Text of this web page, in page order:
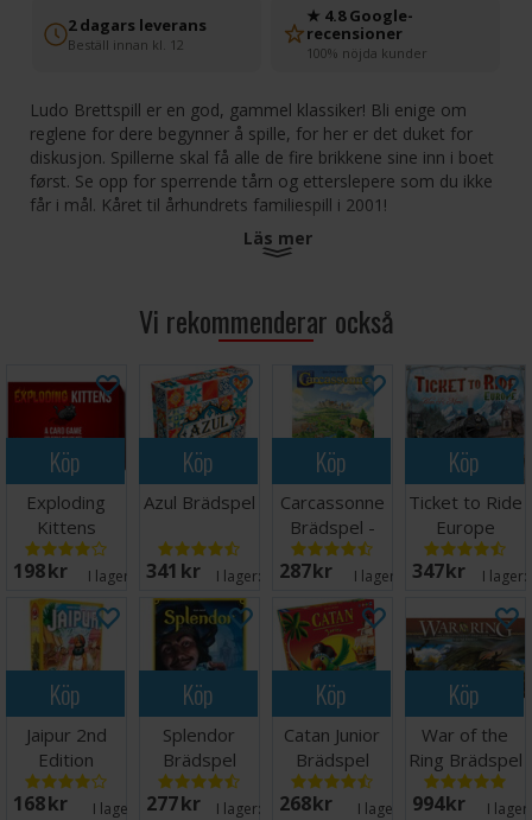
2 dagars leverans
Beställ innan kl. 12
★ 4.8 Google-
recensioner
100% nöjda kunder
Ludo Brettspill er en god, gammel klassiker! Bli enige om
reglene for dere begynner å spille, for her er det duket for
diskusjon. Spillerne skal få alle de fire brikkene sine inn i boet
først. Se opp for sperrende tårn og etterslepere som du ikke
får i mål. Kåret til århundrets familiespill i 2001!
Fra 5 år og oppover
For 2-4 deltakere
Läs mer
Vi rekommenderar också
Köp
Exploding
Kittens
Kortspel -
Svensk
198 SEK I lager: 12
Köp
Azul Brädspel
341 SEK I lager: 20+
Köp
Carcassonne
Brädspel -
Svensk
287 SEK I lager: 17
Köp
Ticket to Ride
Europe
Brädspel
347 SEK I lager:
Köp
Jaipur 2nd
Edition
Brädspel
168 SEK I lager: 1
Köp
Splendor
Brädspel
277 SEK I lager: 20+
Köp
Catan Junior
Brädspel
268 SEK I lager: 7
Köp
War of the
Ring Brädspel
994 SEK I